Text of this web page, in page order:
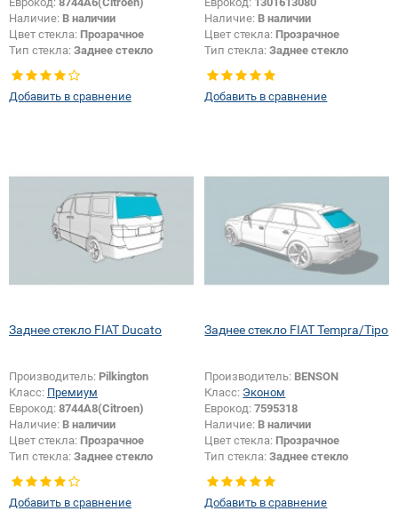
Наличие: В наличии
Цвет стекла: Прозрачное
Тип стекла: Заднее стекло
Добавить в сравнение
Наличие: В наличии
Цвет стекла: Прозрачное
Тип стекла:Заднее стекло
Добавить в сравнение
Заднее стекло FIAT Ducato
Производитель: Pilkington
Класс: Премиум
Еврокод: 8744A8(Citroen)
Наличие: В наличии
Цвет стекла: Прозрачное
Тип стекла: Заднее стекло
Добавить в сравнение
Заднее стекло FIAT Tempra/Tipo
Производитель: BENSON
Класс: Эконом
Еврокод:7595318
Наличие: В наличии
Цвет стекла: Прозрачное
Тип стекла:Заднее стекло
Добавить в сравнение